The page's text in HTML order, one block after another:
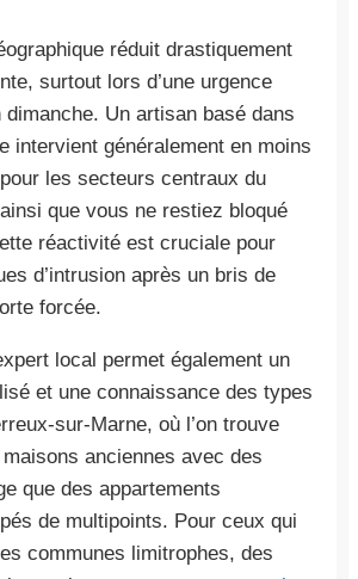
réduit drastiquement
surtout lors d’une urgence
dimanche. Un artisan basé dans
intervient généralement en moins
les secteurs centraux du
que vous ne restiez bloqué
réactivité est cruciale pour
d’intrusion après un bris de
forcée.
local permet également un
et une connaissance des types
sur-Marne, où l’on trouve
anciennes avec des
que des appartements
de multipoints. Pour ceux qui
communes limitrophes, des